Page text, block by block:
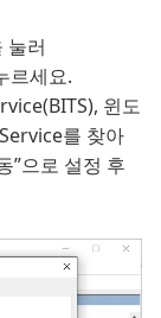
눌러
르세요.
윈도
를 찾아
”으로 설정 후